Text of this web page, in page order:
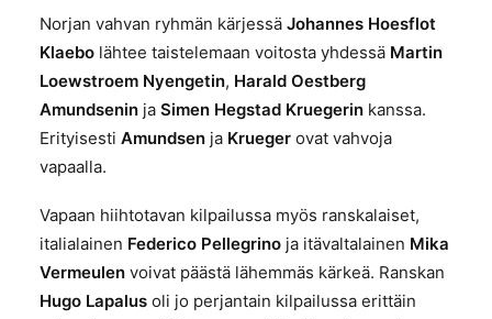
Norjan vahvan ryhmän kärjessä Johannes Hoesflot
Klaebo lähtee taistelemaan voitosta yhdessä Martin
Loewstroem Nyengetin, Harald Oestberg
Amundsenin ja Simen Hegstad Kruegerin kanssa.
Erityisesti Amundsen ja Krueger ovat vahvoja
vapaalla.
Vapaan hiihtotavan kilpailussa myös ranskalaiset,
italialainen Federico Pellegrino ja itävaltalainen Mika
Vermeulen voivat päästä lähemmäs kärkeä. Ranskan
Hugo Lapalus oli jo perjantain kilpailussa erittäin